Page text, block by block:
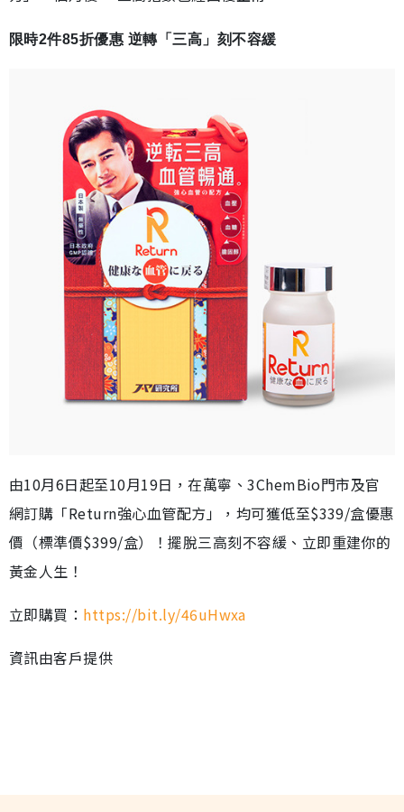
限時2件85折優惠 逆轉「三高」刻不容緩
由10月6日起至10月19日，在萬寧、3ChemBio門市及官
網訂購「Return強心血管配方」，均可獲低至$339/盒優惠
價（標準價$399/盒）！擺脫三高刻不容緩、立即重建你的
黃金人生！
立即購買： https://bit.ly/46uHwxa
資訊由客戶提供